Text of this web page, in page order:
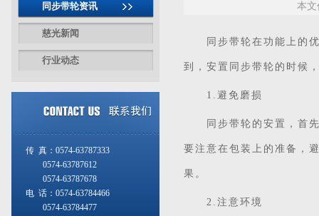
同步带轮资讯
慈光新闻
行业动态
传 真：0574-63787333
0574-63787612
0574-63787678
电 话：0574-63784466
0574-63784477
本
同步带 轮在功能上的
到，安置 同步带轮 的时候
1.避免磨损
同步带轮的安置，首先
要注意在包装上的准备，
果。
2.注意环境